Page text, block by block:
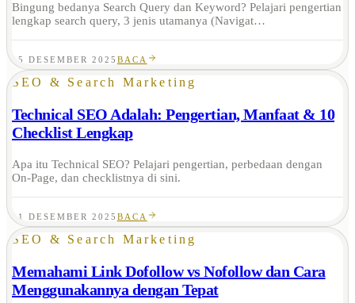
Bingung bedanya Search Query dan Keyword? Pelajari pengertian
lengkap search query, 3 jenis utamanya (Navigat…
15 DESEMBER 2025 BACA
SEO & Search Marketing
Technical SEO Adalah: Pengertian, Manfaat & 10
Checklist Lengkap
Apa itu Technical SEO? Pelajari pengertian, perbedaan dengan
On-Page, dan checklistnya di sini.
11 DESEMBER 2025 BACA
SEO & Search Marketing
Memahami Link Dofollow vs Nofollow dan Cara
Menggunakannya dengan Tepat